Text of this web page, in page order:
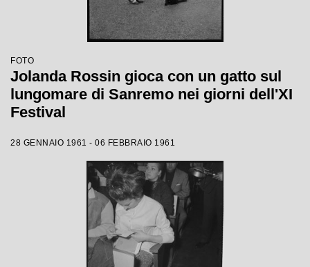
FOTO
Jolanda Rossin gioca con un gatto sul
lungomare di Sanremo nei giorni dell'XI
Festival
28 GENNAIO 1961 - 06 FEBBRAIO 1961